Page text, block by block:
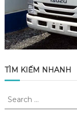
TÌM KIẾM NHANH
Search